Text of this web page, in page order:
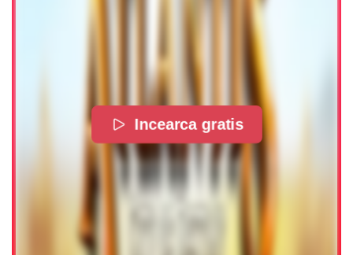
Incearca gratis